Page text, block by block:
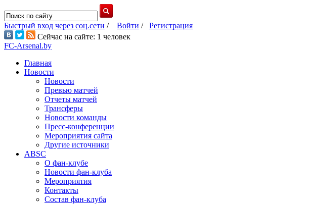
Быстрый вход через соц.сети / Войти / Регистрация
Сейчас на сайте: 1 человек
FC-Arsenal.by
Главная
Новости
Новости
Превью матчей
Отчеты матчей
Трансферы
Новости команды
Пресс-конференции
Мероприятия сайта
Другие источники
ABSC
О фан-клубе
Новости фан-клуба
Мероприятия
Контакты
Состав фан-клуба